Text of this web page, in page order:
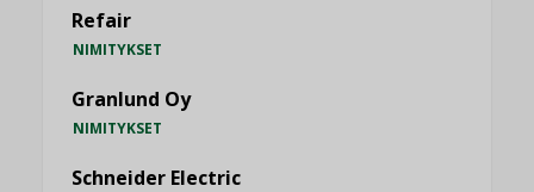
Refair
NIMITYKSET
Granlund Oy
NIMITYKSET
Schneider Electric